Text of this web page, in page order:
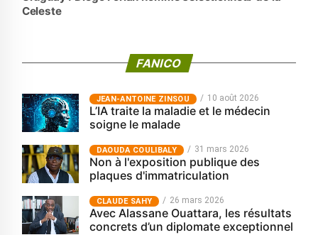
Celeste
FANICO
JEAN-ANTOINE ZINSOU 10 août 2026
L’IA traite la maladie et le médecin
soigne le malade
‎DAOUDA COULIBALY 31 mars 2026
Non à l'exposition publique des
plaques d'immatriculation
CLAUDE SAHY 26 mars 2026
Avec Alassane Ouattara, les résultats
concrets d’un diplomate exceptionnel